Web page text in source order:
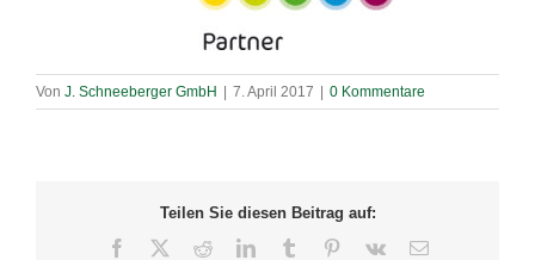
Von J. Schneeberger GmbH 7. April 2017 0 Kommentare
Teilen Sie diesen Beitrag auf:
Facebook RedditLinkedInTumblr Pinterest
Vk
E-